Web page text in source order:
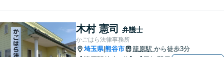
意匠登録など弁理士業務も、
幅広く対応。地域に根ざした
法律事務所／特許事務所を目
指しています。お気軽にご相
木村 憲司 弁護士
かごはら法律事務所
埼玉県|熊谷市 籠原駅 から徒歩3分